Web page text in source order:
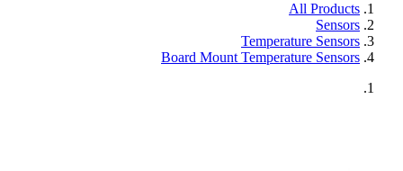
All Products
Sensors
Temperature Sensors
Board Mount Temperature Sensors